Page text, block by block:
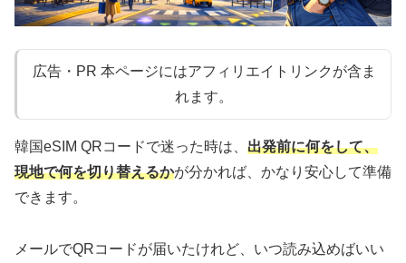
広告・PR 本ページにはアフィリエイトリンクが含ま
れます。
韓国eSIM QRコードで迷った時は、 出発前に何をして、
現地で何を切り替えるかが分かれば、かなり安心して準備
できます。
メールでQRコードが届いたけれど、いつ読み込めばいい